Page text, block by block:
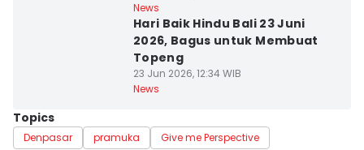
News
Hari Baik Hindu Bali 23 Juni
2026, Bagus untuk Membuat
Topeng
23 Jun 2026, 12:34 WIB
News
Topics
Denpasar pramuka Give me Perspective